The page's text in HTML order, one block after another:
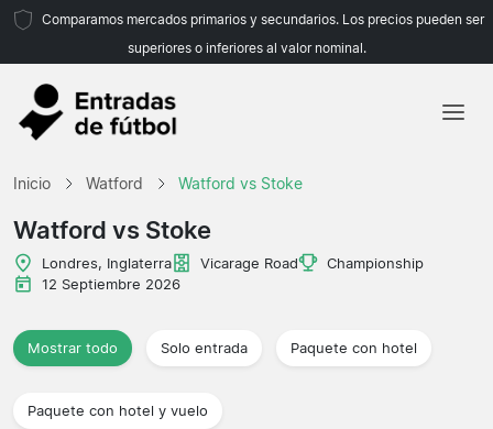
Comparamos mercados primarios y secundarios. Los precios pueden ser
superiores o inferiores al valor nominal.
Inicio Watford Watford vs Stoke
Watford vs Stoke
Londres, Inglaterra Vicarage Road
Championship
12 Septiembre 2026
Mostrar todo Solo entrada Paquete con hotel
Paquete con hotel y vuelo